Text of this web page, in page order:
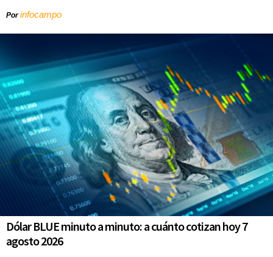
Porinfocampo
Dólar BLUE minuto a minuto: a cuánto cotizan hoy 7
agosto 2026